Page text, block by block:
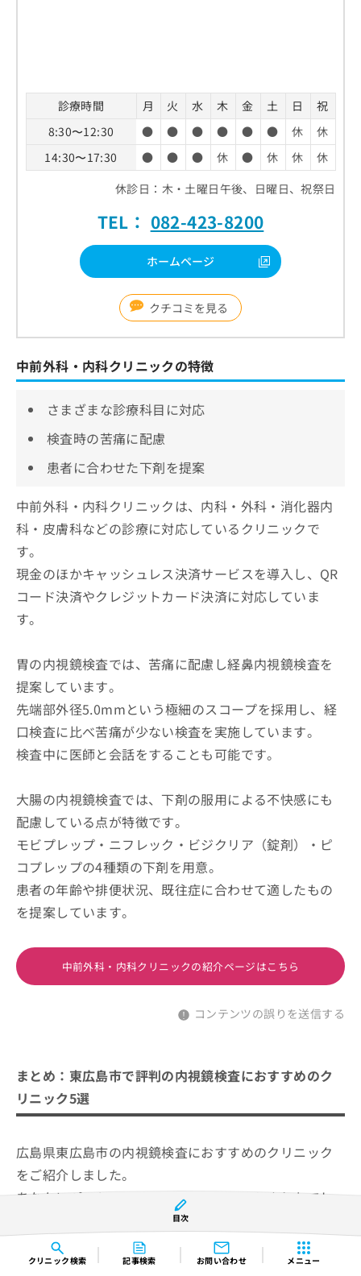
クリニック検索 記事検索 お問い合わせ メニュー
診療時間 月 火 水 木 金 土 日
祝
8:30〜12:30
● ● ● ● ● ● 休
休
14:30〜17:30
● ● ● 休 ● 休 休
休
休診日：木・土曜日午後、日曜日、祝祭日
TEL： 082-423-8200
ホームページ
クチコミを見る
中前外科・内科クリニックの特徴
さまざまな診療科目に対応
検査時の苦痛に配慮
患者に合わせた下剤を提案
中前外科・内科クリニックは、内科・外科・消化器内
科・皮膚科などの診療に対応しているクリニックで
す。
現金のほかキャッシュレス決済サービスを導入し、QR
コード決済やクレジットカード決済に対応していま
す。
胃の内視鏡検査では、苦痛に配慮し経鼻内視鏡検査を
提案しています。
先端部外径5.0mmという極細のスコープを採用し、経
口検査に比べ苦痛が少ない検査を実施しています。
検査中に医師と会話をすることも可能です。
大腸の内視鏡検査では、下剤の服用による不快感にも
配慮している点が特徴です。
モビプレップ・ニフレック・ビジクリア（錠剤）・ピ
コプレップの4種類の下剤を用意。
患者の年齢や排便状況、既往症に合わせて適したもの
を提案しています。
中前外科・内科クリニックの紹介ページはこちら
コンテンツの誤りを送信する
まとめ：東広島市で評判の内視鏡検査におすすめのク
リニック5選
広島県東広島市の内視鏡検査におすすめのクリニック
をご紹介しました。
あなたにぴったりのクリニックは見つかりましたでし
苦痛に配慮した環境を整えているクリニックや、自分
目次